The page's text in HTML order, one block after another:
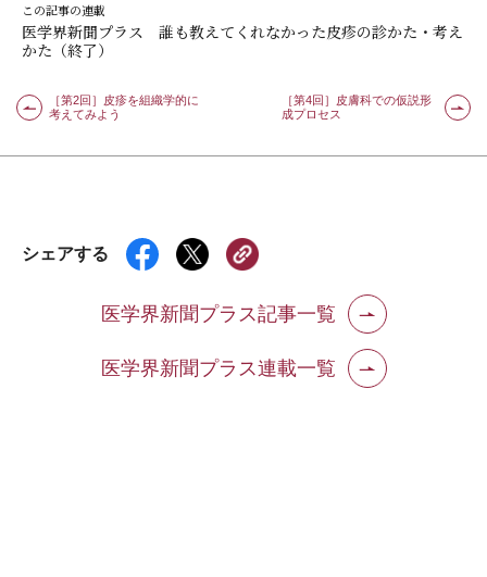
この記事の連載
医学界新聞プラス 誰も教えてくれなかった皮疹の診かた・考え
かた（終了）
［第2回］皮疹を組織学的に
考えてみよう
［第4回］皮膚科での仮説形
成プロセス
シェアする
医学界新聞プラス記事一覧
医学界新聞プラス連載一覧